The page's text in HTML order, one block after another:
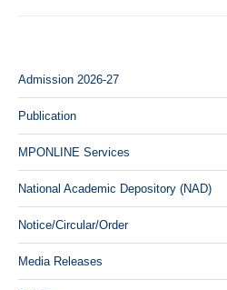
Admission 2026-27
Publication
MPONLINE Services
National Academic Depository (NAD)
Notice/Circular/Order
Media Releases